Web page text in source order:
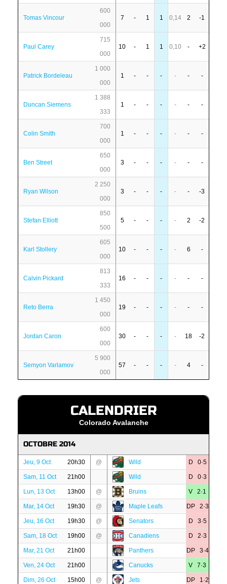
Tomas Vincour
600
000
7 - 1 1 0,14 2 -1
Paul Carey
715
000
10 - 1 1 0,10 - +2
Patrick Bordeleau
1 000
000
1 - - - - - -
Duncan Siemens
1 388
333
1 - - - - - -
Colin Smith
700
000
1 - - - - - -
Ben Street
650
000
3 - - - - - -
Ryan Wilson
2 250
000
3 - - - - - -3
Stefan Elliott
850
500
5 - - - - 2 -2
Karl Stollery
605
000
10 - - - - 6 -
Calvin Pickard
813
333
16 - - - - - -
Reto Berra
1 450
000
19 - - - - - -
Jordan Caron
600
000
30 - - - - 18 -2
Semyon Varlamov
5 900
000
57 - - - - 4 -
CALENDRIER
Colorado Avalanche
OCTOBRE 2014
Jeu, 9 Oct 20h30 @ Wild D 0·5
Sam, 11 Oct 21h00 Wild D 0·3
Lun, 13 Oct 13h00 @ Bruins V 2·1
Mar, 14 Oct 19h30 @ Maple Leafs DP 2·3
Jeu, 16 Oct 19h30 @ Senators D 3·5
Sam, 18 Oct 19h00 @ Canadiens D 2·3
Mar, 21 Oct 21h00 Panthers DP 3·4
Ven, 24 Oct 21h00 Canucks V 7·3
Dim, 26 Oct 15h00 @ Jets DP 1·2